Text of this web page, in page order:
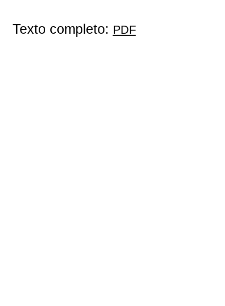
Texto completo: PDF